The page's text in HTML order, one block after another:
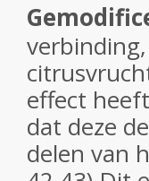
effect
dat deze
delen van